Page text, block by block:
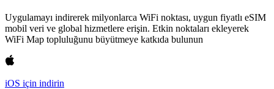
Uygulamayı indirerek milyonlarca WiFi noktası, uygun fiyatlı eSIM
mobil veri ve global hizmetlere erişin. Etkin noktaları ekleyerek
WiFi Map topluluğunu büyütmeye katkıda bulunun
iOS için indirin